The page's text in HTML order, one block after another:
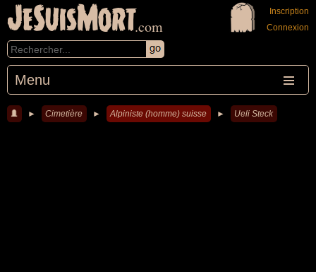
JeSuisMort.com
Menu
Inscription
Connexion
► Cimetière ► Alpiniste (homme) suisse ► Ueli Steck